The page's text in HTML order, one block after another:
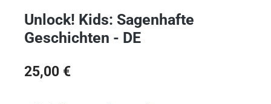
Unlock! Kids: Sagenhafte
Geschichten - DE
Regulärer Preis:
25,00 €